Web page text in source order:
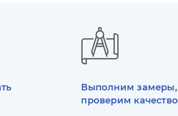
Выполним замеры,
проверим качество